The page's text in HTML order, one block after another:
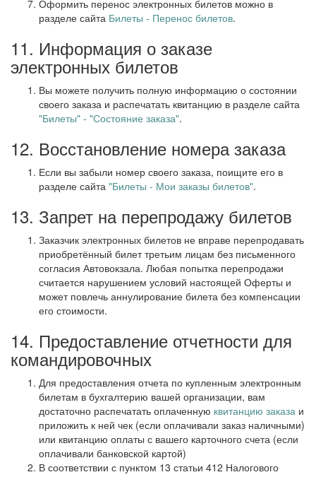
Оформить перенос электронных билетов можно в
разделе сайта Билеты - Перенос билетов.
11. Информация о заказе
электронных билетов
Вы можете получить полную информацию о состоянии
своего заказа и распечатать квитанцию в разделе сайта
"Билеты" - "Состояние заказа".
12. Восстановление номера заказа
Если вы забыли номер своего заказа, поищите его в
разделе сайта "Билеты - Мои заказы билетов".
13. Запрет на перепродажу билетов
Заказчик электронных билетов не вправе перепродавать
приобретённый билет третьим лицам без письменного
согласия Автовокзала. Любая попытка перепродажи
считается нарушением условий настоящей Оферты и
может повлечь аннулирование билета без компенсации
его стоимости.
14. Предоставление отчетности для
командировочных
Для предоставления отчета по купленным электронным
билетам в бухгалтерию вашей организации, вам
достаточно распечатать оплаченную квитанцию заказа и
приложить к ней чек (если оплачивали заказ наличными)
или квитанцию оплаты с вашего карточного счета (если
оплачивали банковской картой)
В соответствии с пунктом 13 статьи 412 Налогового